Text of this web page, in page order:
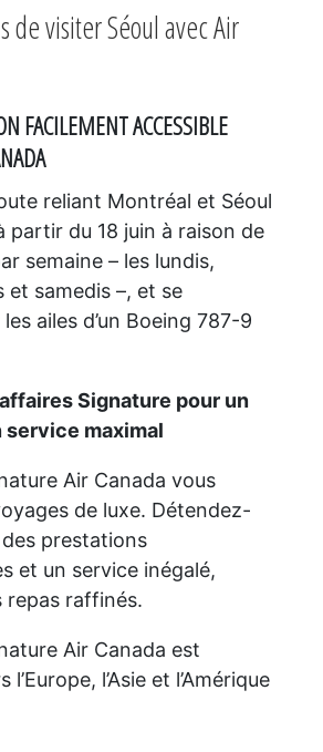
de visiter Séoul avec Air
FACILEMENT ACCESSIBLE
reliant Montréal et Séoul
partir du 18 juin à raison de
semaine – les lundis,
et samedis –, et se
ailes d’un Boeing 787-9
Signature pour un
maximal
Air Canada vous
de luxe. Détendez-
prestations
et un service inégalé,
repas raffinés.
Air Canada est
l’Asie et l’Amérique